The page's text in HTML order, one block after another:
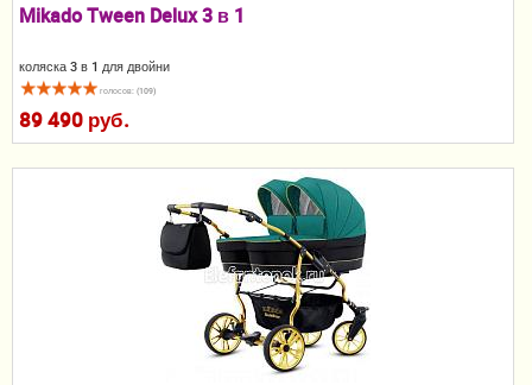
Качели, шезлонги
Манежи
Безопасность ребенка
Ходунки и прыгунки
Игры и развитие
Принадлежности для выписки
Сумки для мам и детей
Mikado Tween Delux 3 в 1
коляска 3 в 1 для двойни
голосов: (109)
89 490 руб.